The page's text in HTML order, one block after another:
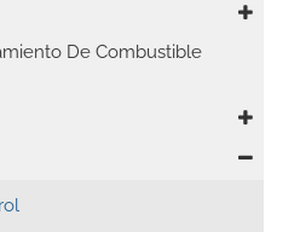
De Combustible